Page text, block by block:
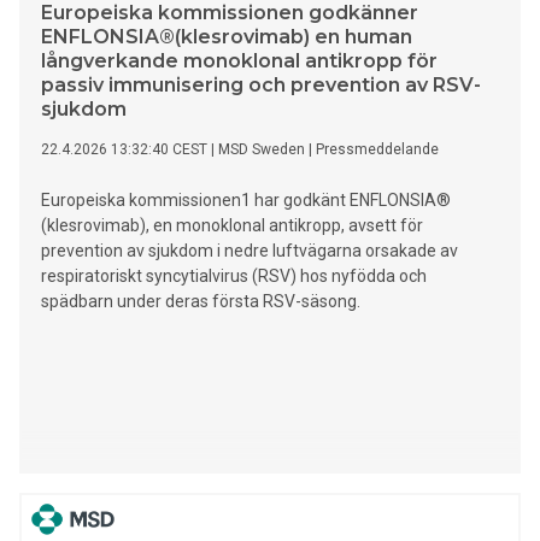
Europeiska kommissionen godkänner
ENFLONSIA®(klesrovimab) en human
långverkande monoklonal antikropp för
passiv immunisering och prevention av RSV-
sjukdom
22.4.2026 13:32:40 CEST MSD Sweden Pressmeddelande
Europeiska kommissionen1 har godkänt ENFLONSIA®
(klesrovimab), en monoklonal antikropp, avsett för
prevention av sjukdom i nedre luftvägarna orsakade av
respiratoriskt syncytialvirus (RSV) hos nyfödda och
spädbarn under deras första RSV-säsong.